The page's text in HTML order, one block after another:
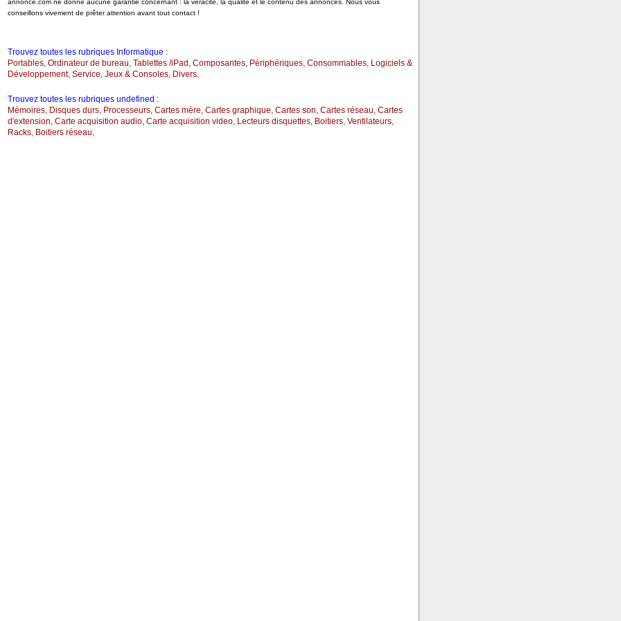
annonce.com ne donne aucune garantie concernant : la véracité, la qualité et le contenu des annonces. Nous vous
conseillons vivement de prêter attention avant tout contact !
Trouvez toutes les rubriques Informatique :
Portables, Ordinateur de bureau, Tablettes /iPad , Composantes, Périphériques, Consommables, Logiciels &
Développement, Service, Jeux & Consoles, Divers,
Trouvez toutes les rubriques undefined :
Mémoires, Disques durs, Processeurs, Cartes mère, Cartes graphique, Cartes son, Cartes réseau, Cartes
d'extension, Carte acquisition audio, Carte acquisition video, Lecteurs disquettes, Boitiers, Ventilateurs,
Racks, Boitiers réseau,